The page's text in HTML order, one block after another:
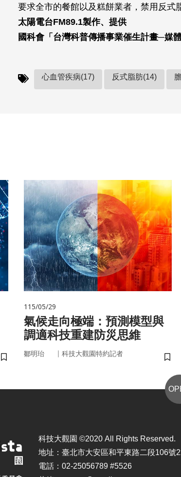
要求全市的餐館以及糕餅業者，禁用反式
太陽電台FM89.1製作、提供
國科會「台灣科普傳播事業催生計畫─媒
心血管疾病(17) 反式脂肪(14)
儲存書籤
115/05/29
氣候走向極端：預測模型與
調適科技重建防災思維
鄒明珆 ｜ 科技大觀園特約記者
儲
科技大觀園 ©2020 All Rights Reserved.
地址：臺北市大安區和平東路二段106號
電話：02-25056789 #5526